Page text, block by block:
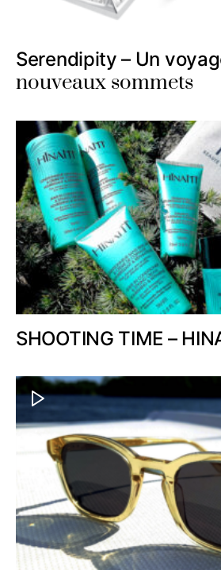
Serendipity – Un
nouveaux sommets
SHOOTING TIME –